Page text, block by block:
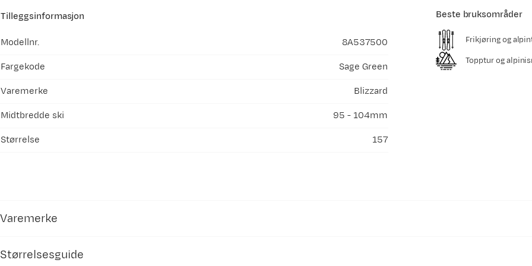
Tilleggsinformasjon
Modellnr.
8A537500
Fargekode
Sage Green
Varemerke
Blizzard
Midtbredde ski
95 - 104mm
Størrelse
157
Beste bruksområder
Frikjøring og
Topptur og
Varemerke
Størrelsesguide